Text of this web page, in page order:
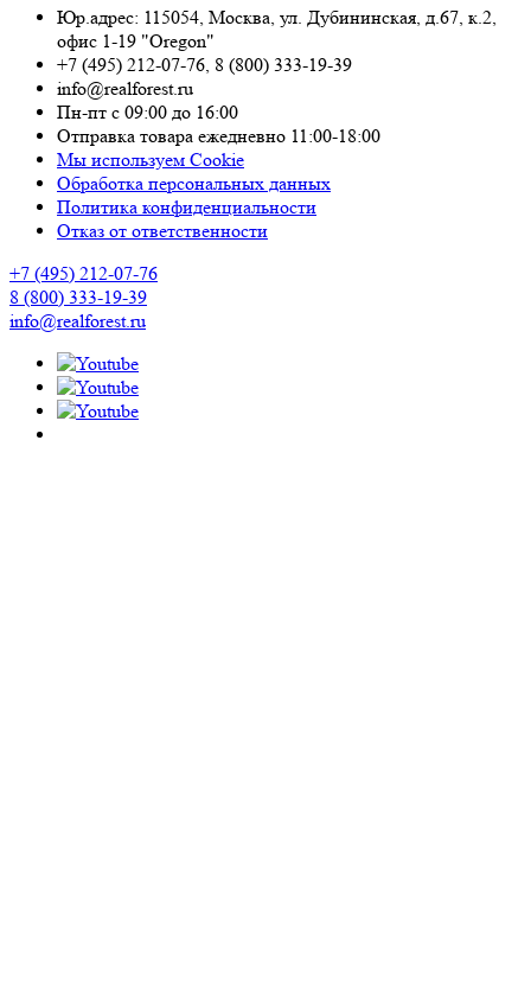
Юр.адрес: 115054, Москва, ул. Дубининская, д.67, к.2,
офис 1-19 "Oregon"
+7 (495) 212-07-76, 8 (800) 333-19-39
info@realforest.ru
Пн-пт с 09:00 до 16:00
Отправка товара ежедневно 11:00-18:00
Мы используем Cookie
Обработка персональных данных
Политика конфиденциальности
Отказ от ответственности
+7 (495) 212-07-76
8 (800) 333-19-39
info@realforest.ru